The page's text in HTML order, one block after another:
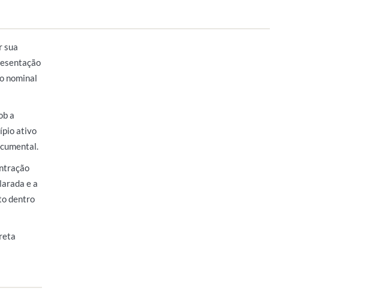
sua
nominal
a
ativo
e a
dentro